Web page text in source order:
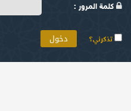
كلمة المرور :
تذكرني؟